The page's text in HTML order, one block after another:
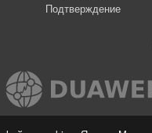
Подтверждение